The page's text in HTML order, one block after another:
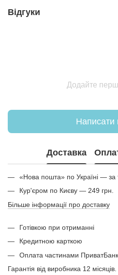
Відгуки
Додайте
Написати
Доставка
«Нова пошта» по Україні — за
Кур'єром по Києву — 249 грн.
Більше інформації про доставку
Готівкою при отриманні
Кредитною карткою
Оплата частинами
Гарантія від виробника 12 місяців.